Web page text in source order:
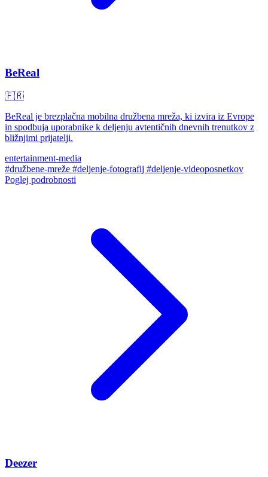
BeReal
🇫🇷
BeReal je brezplačna mobilna družbena mreža, ki izvira iz Evrope
in spodbuja uporabnike k deljenju avtentičnih dnevnih trenutkov z
bližnjimi prijatelji.
entertainment-media
#družbene-mreže #deljenje-fotografij #deljenje-videoposnetkov
Poglej podrobnosti
Deezer